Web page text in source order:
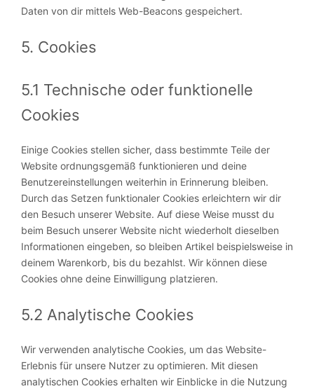
Daten von dir mittels Web-Beacons gespeichert.
5. Cookies
5.1 Technische oder funktionelle
Cookies
Einige Cookies stellen sicher, dass bestimmte Teile der
Website ordnungsgemäß funktionieren und deine
Benutzereinstellungen weiterhin in Erinnerung bleiben.
Durch das Setzen funktionaler Cookies erleichtern wir dir
den Besuch unserer Website. Auf diese Weise musst du
beim Besuch unserer Website nicht wiederholt dieselben
Informationen eingeben, so bleiben Artikel beispielsweise in
deinem Warenkorb, bis du bezahlst. Wir können diese
Cookies ohne deine Einwilligung platzieren.
5.2 Analytische Cookies
Wir verwenden analytische Cookies, um das Website-
Erlebnis für unsere Nutzer zu optimieren. Mit diesen
analytischen Cookies erhalten wir Einblicke in die Nutzung